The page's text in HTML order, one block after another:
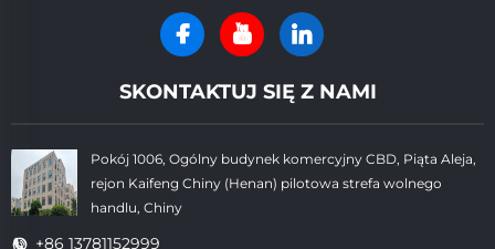
SKONTAKTUJ SIĘ Z NAMI
Pokój 1006, Ogólny budynek komercyjny CBD, Piąta Aleja,
rejon Kaifeng Chiny (Henan) pilotowa strefa wolnego
handlu, Chiny
+86 13781152999